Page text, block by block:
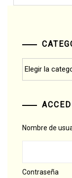
Nombre de
Contraseña